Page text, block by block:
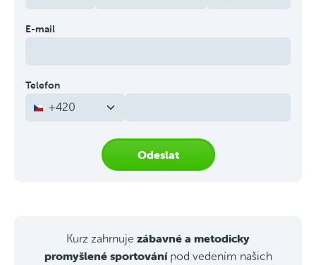
E-mail
Telefon
+420
Odeslat
Kurz zahrnuje zábavné a metodicky
promyšlené sportovánípod vedením našich